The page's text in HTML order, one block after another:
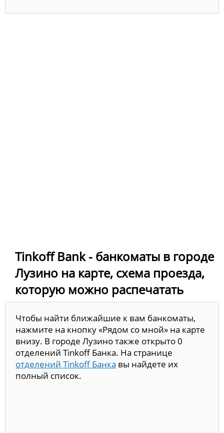
Tinkoff Bank - банкоматы в городе
Лузино на карте, схема проезда,
которую можно распечатать
Чтобы найти ближайшие к вам банкоматы,
нажмите на кнопку «Рядом со мной» на карте
внизу. В городе Лузино также открыто 0
отделений Tinkoff Банка. На странице
отделений Tinkoff Банка вы найдете их
полный список.